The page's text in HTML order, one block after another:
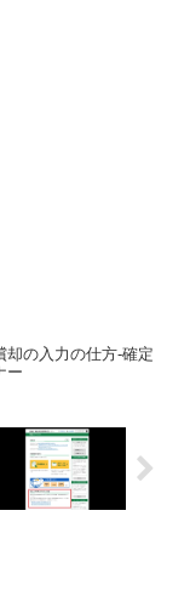
却の入力の仕方-確定
ー